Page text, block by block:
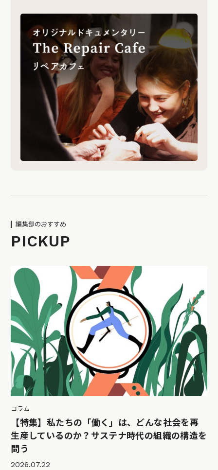
編集部のおすすめ
PICKUP
コラム
【特集】私たちの「働く」は、どんな社会を再
生産しているのか？サステナ時代の組織の構造を
問う
2026.07.22